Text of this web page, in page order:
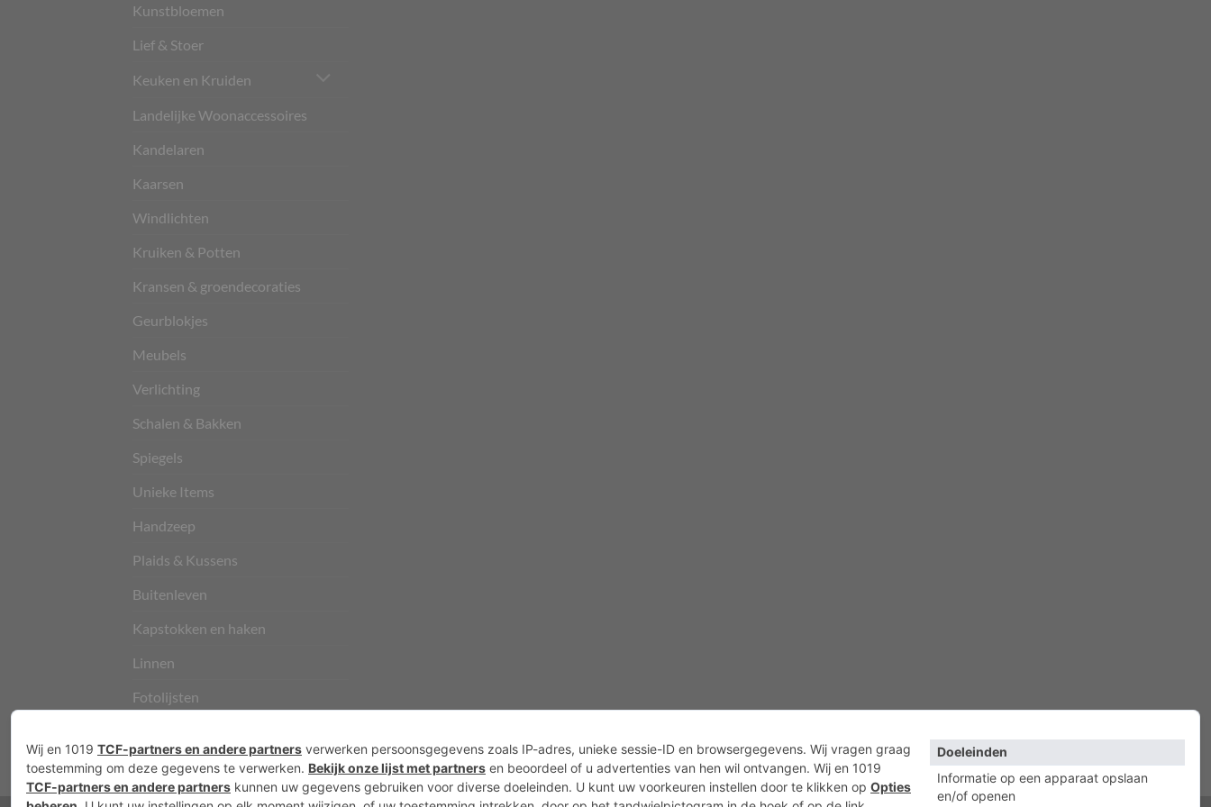
Kunstbloemen
Lief & Stoer
Keuken en Kruiden
Landelijke Woonaccessoires
Kandelaren
Kaarsen
Windlichten
Kruiken & Potten
Kransen & groendecoraties
Geurblokjes
Meubels
Verlichting
Schalen & Bakken
Spiegels
Unieke Items
Handzeep
Plaids & Kussens
Buitenleven
Kapstokken en haken
Linnen
Fotolijsten